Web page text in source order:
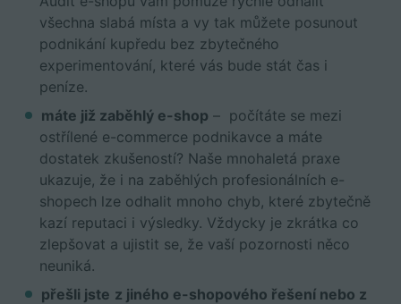
všechna slabá místa a vy tak můžete posunout
podnikání kupředu bez zbytečného
experimentování, které vás bude stát čas i
peníze.
máte již zaběhlý e-shop – počítáte se mezi
ostřílené e-commerce podnikavce a máte
dostatek zkušeností? Naše mnohaletá praxe
ukazuje, že i na zaběhlých profesionálních e-
shopech lze odhalit mnoho chyb, které zbytečně
kazí reputaci i výsledky. Vždycky je zkrátka co
zlepšovat a ujistit se, že vaší pozornosti něco
neuniká.
přešli jste z jiného e-shopového řešení nebo z